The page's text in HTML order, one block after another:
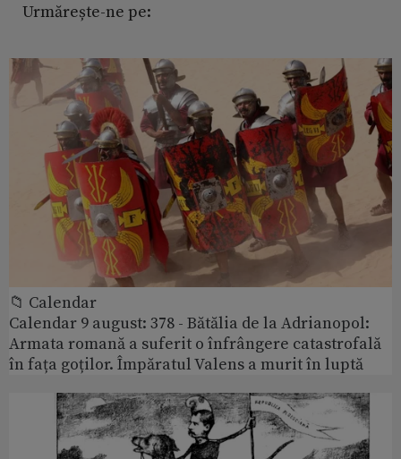
Urmărește-ne pe:
📁 Calendar
Calendar 9 august: 378 - Bătălia de la Adrianopol:
Armata romană a suferit o înfrângere catastrofală
în fața goților. Împăratul Valens a murit în luptă